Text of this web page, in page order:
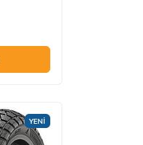
YENİ